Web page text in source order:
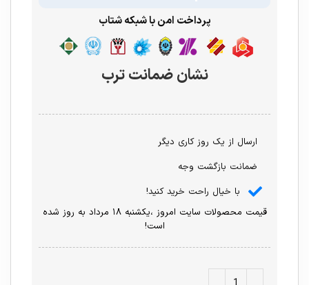
پرداخت امن با شبکه شتاب
نشان ضمانت ترب
ارسال از یک روز کاری دیگر
ضمانت بازگشت وجه
با خیال راحت خرید کنید!
قیمت محصولات سایت امروز ،یکشنبه ۱۸ مرداد به روز شده
است!